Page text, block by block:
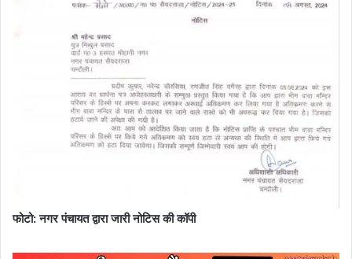
फोटो: नगर पंचायत द्वारा जारी नोटिस की कॉपी